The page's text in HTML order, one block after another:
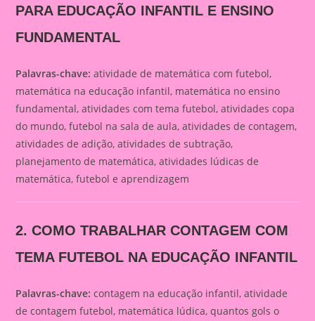
PARA EDUCAÇÃO INFANTIL E ENSINO
FUNDAMENTAL
Palavras-chave: atividade de matemática com futebol,
matemática na educação infantil, matemática no ensino
fundamental, atividades com tema futebol, atividades copa
do mundo, futebol na sala de aula, atividades de contagem,
atividades de adição, atividades de subtração,
planejamento de matemática, atividades lúdicas de
matemática, futebol e aprendizagem
2. COMO TRABALHAR CONTAGEM COM
TEMA FUTEBOL NA EDUCAÇÃO INFANTIL
Palavras-chave: contagem na educação infantil, atividade
de contagem futebol, matemática lúdica, quantos gols o